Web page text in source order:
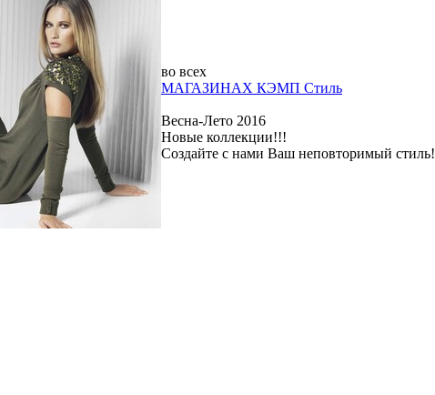
во всех
МАГАЗИНАХ КЭМП Стиль
Весна-Лето 2016
Новые коллекции!!!
Создайте с нами Ваш неповторимый стиль!